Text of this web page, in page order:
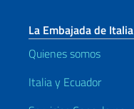
La Embajada de
Quienes somos
Italia y Ecuador